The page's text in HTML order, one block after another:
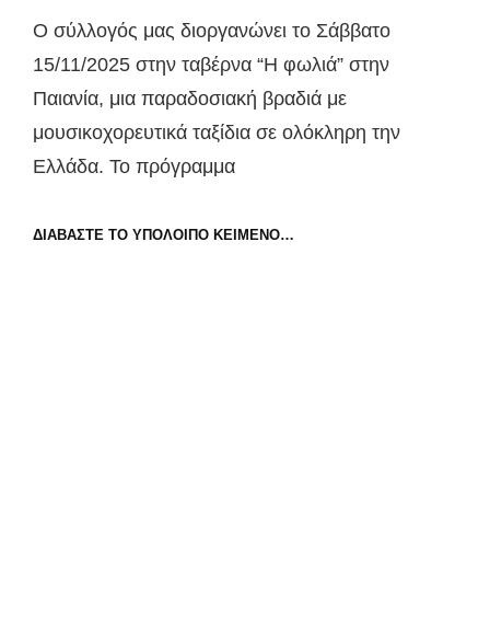
Ο σύλλογός μας διοργανώνει το Σάββατο
15/11/2025 στην ταβέρνα “Η φωλιά” στην
Παιανία, μια παραδοσιακή βραδιά με
μουσικοχορευτικά ταξίδια σε ολόκληρη την
Ελλάδα. Το πρόγραμμα
ΔΙΑΒΆΣΤΕ ΤΟ ΥΠΌΛΟΙΠΟ ΚΕΊΜΕΝΟ…